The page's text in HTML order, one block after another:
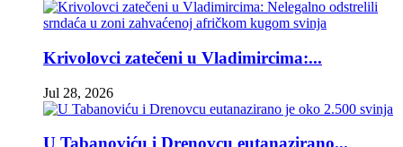
Krivolovci zatečeni u Vladimircima:...
Jul 28, 2026
U Tabanoviću i Drenovcu eutanazirano...